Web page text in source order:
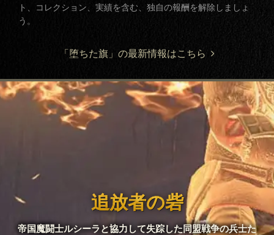
ト、コレクション、実績を含む、独自の報酬を解除しましょ
う。
「堕ちた旗」の最新情報はこちら
追放者の砦
帝国魔闘士ルシーラと協力して失踪した同盟戦争の兵士た